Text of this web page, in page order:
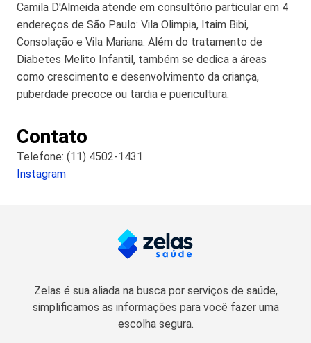
Camila D'Almeida atende em consultório particular em 4
endereços de São Paulo: Vila Olimpia, Itaim Bibi,
Consolação e Vila Mariana. Além do tratamento de
Diabetes Melito Infantil, também se dedica a áreas
como crescimento e desenvolvimento da criança,
puberdade precoce ou tardia e puericultura.
Contato
Telefone: (11) 4502-1431
Instagram
Zelas é sua aliada na busca por serviços de saúde,
simplificamos as informações para você fazer uma
escolha segura.